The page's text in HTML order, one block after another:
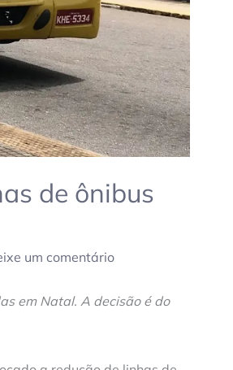
de ônibus
um comentário
em Natal. A decisão é do